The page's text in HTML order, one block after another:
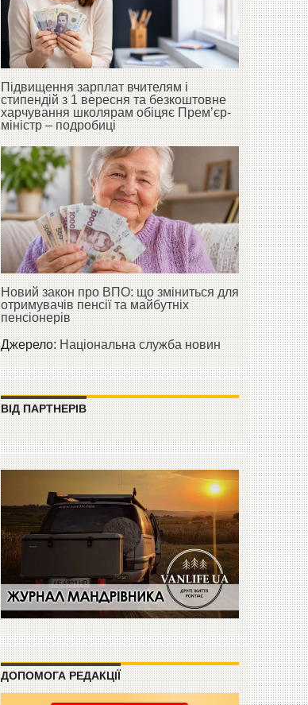
Підвищення зарплат вчителям і
стипендій з 1 вересня та безкоштовне
харчування школярам обіцяє Прем’єр-
міністр – подробиці
Новий закон про ВПО: що зміниться для
отримувачів пенсії та майбутніх
пенсіонерів
Джерело:Національна служба новин
ВІД ПАРТНЕРІВ
ДОПОМОГА РЕДАКЦІЇ